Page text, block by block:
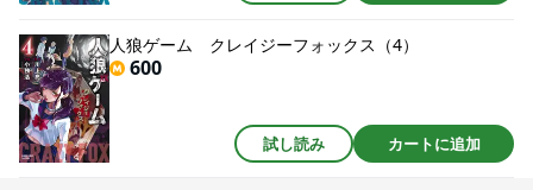
人狼ゲーム クレイジーフォックス（4）
600
試し読み カートに追加